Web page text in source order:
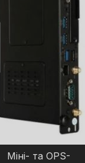
Міні- та OPS-